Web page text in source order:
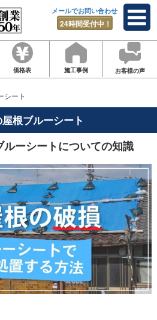
メールでお問い合わせ
24時間受付中！
価格表 施工事例 お客様の声
シート
根ブルーシート
ーシートについての知識